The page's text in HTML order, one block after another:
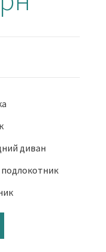
диван